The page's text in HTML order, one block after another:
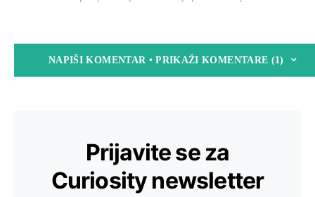
NAPIŠI KOMENTAR • PRIKAŽI KOMENTARE (1)
Prijavite se za
Curiosity newsletter